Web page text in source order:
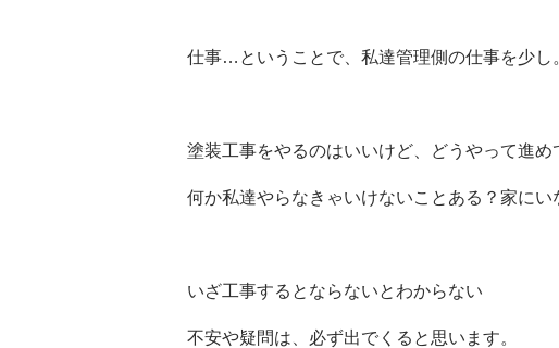
仕事…ということで、私達管理側の仕事を少し
塗装工事をやるのはいいけど、どうやって進め
何か私達やらなきゃいけないことある？家にい
いざ工事するとならないとわからない
不安や疑問は、必ず出でくると思います。